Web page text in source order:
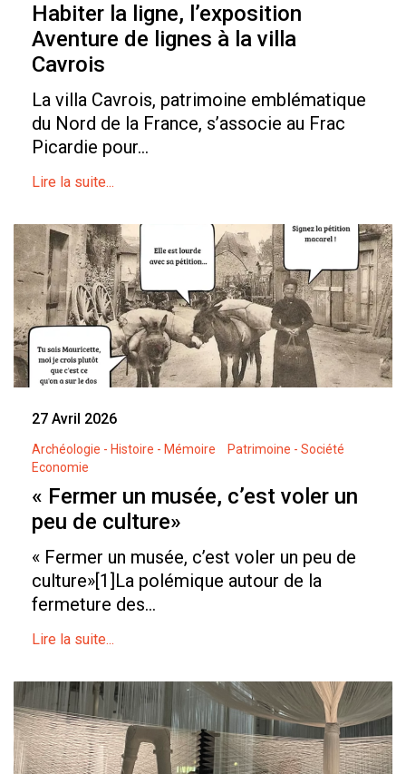
Habiter la ligne, l’exposition
Aventure de lignes à la villa
Cavrois
La villa Cavrois, patrimoine emblématique
du Nord de la France, s’associe au Frac
Picardie pour...
Lire la suite...
27 Avril 2026
Archéologie - Histoire - Mémoire
Patrimoine - Société
Economie
« Fermer un musée, c’est voler un
peu de culture»
« Fermer un musée, c’est voler un peu de
culture»[1]La polémique autour de la
fermeture des...
Lire la suite...